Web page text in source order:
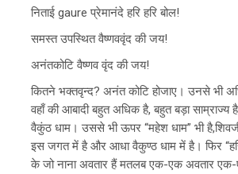
निताई gaure प्रेमानंदे हरि हरि बोल!
समस्त उपस्थित वैष्णववृंद की जय!
अनंतकोटि वैष्णव वृंद की जय!
कितने भक्तवृन्द? अनंत कोटि होजाए। उनसे भी
वहाँ की आबादी बहुत अधिक है, बहुत बड़ा साम्राज्य
वैकुंठ धाम। उससे भी ऊपर “महेश धाम” भी
इस जगत में है और आधा वैकुण्ठ धाम में है। फिर
के जो नाना अवतार हैं मतलब एक-एक अवतार